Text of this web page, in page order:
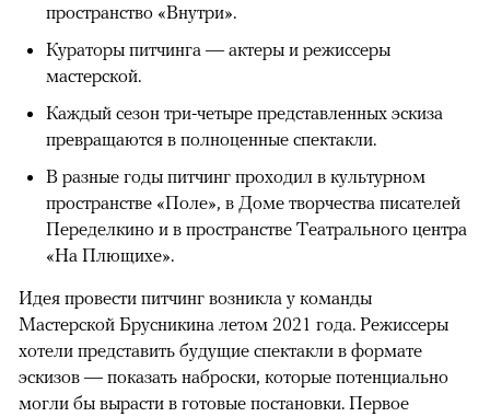
пространство «Внутри».
Кураторы питчинга — актеры и режиссеры
мастерской.
Каждый сезон три-четыре представленных эскиза
превращаются в полноценные спектакли.
В разные годы питчинг проходил в культурном
пространстве «Поле», в Доме творчества писателей
Переделкино и в пространстве Театрального центра
«На Плющихе».
Идея провести питчинг возникла у команды
Мастерской Брусникина летом 2021 года. Режиссеры
хотели представить будущие спектакли в формате
эскизов — показать наброски, которые потенциально
могли бы вырасти в готовые постановки. Первое